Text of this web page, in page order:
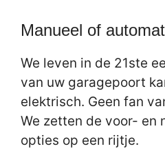
Manueel of
We leven in de 21ste
van uw garagepoort
elektrisch. Geen fan
We zetten de voor- en
opties op een rijtje.